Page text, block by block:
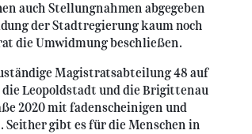
auch Stellungnahmen abgegeben
der Stadtregierung kaum noch
die Umwidmung beschließen.
Magistratsabteilung 48 auf
Leopoldstadt und die Brigittenau
2020 mit fadenscheinigen und
Seither gibt es für die Menschen in